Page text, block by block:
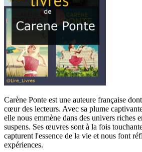
Carène Ponte est une auteure française
cœur des lecteurs. Avec sa plume
elle nous emmène dans des univers riches
suspens. Ses œuvres sont à la fois
capturent l'essence de la vie et nous font
expériences.